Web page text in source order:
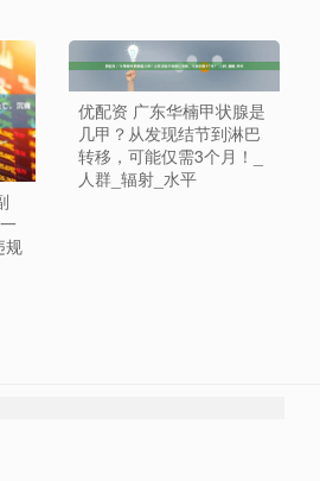
规
优配资 广东华楠甲状腺是
几甲？从发现结节到淋巴
转移，可能仅需3个月！_
人群_辐射_水平